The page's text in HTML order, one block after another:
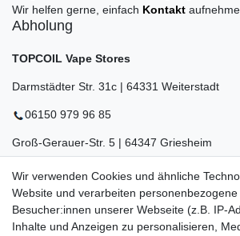
Wir helfen gerne, einfach Kontakt
Abholung
TOPCOIL Vape Stores
Darmstädter Str. 31c | 64331 Weiterstadt
06150 979 96 85
Groß-Gerauer-Str. 5 | 64347 Griesheim
06155 834 88 58
Eberstädter Str. 21 | 64319 Pfungstadt
06157 984 88 55
Wir verwenden Cookies und ähnliche
Website und verarbeiten personenbezogene
Besucher:innen unserer Webseite (z.B. IP-
Inhalte und Anzeigen zu personalisieren,